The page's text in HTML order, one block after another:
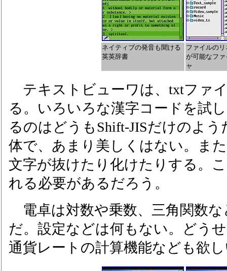
ネイティブの発音も聞ける
英英辞書
ファイルの
が可能なフ
ャ
テキストビューワは、txtファ
る。いろいろな漢字コードを試
るのはどうもShift-JISだけのよ
体で、あまり美しくはない。ま
文字が抜けたり化けたりする。
れる必要があるだろう。
電卓は対数や乗数、三角関数
だ。設定などは何もない。どう
通貨レートの計算機能なども欲